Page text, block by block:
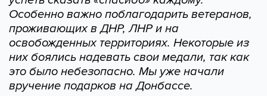
Особенно важно поблагодарить ветеранов,
проживающих в ДНР, ЛНР и на
освобожденных территориях. Некоторые из
них боялись надевать свои медали, так как
это было небезопасно. Мы уже начали
вручение подарков на Донбассе.